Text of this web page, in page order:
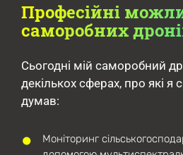
Професійні
саморобних
Сьогодні мій саморобний
декількох сферах, про які я
думав:
Моніторинг